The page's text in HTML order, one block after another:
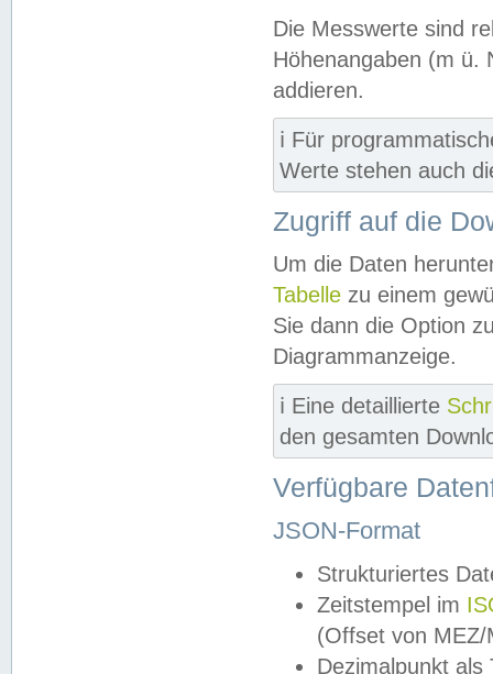
Die Messwerte sind
Höhenangaben (m ü.
addieren.
ℹ️ Für
Werte stehen auch
Zugriff auf die
Um die Daten
Tabelle zu einem
Sie dann die Option
Diagrammanzeige.
ℹ️ Eine detaillierte
den gesamten
Verfügbare
JSON-Format
Strukturiertes
Zeitstempel im
(Offset von MEZ/
Dezimalpunkt als